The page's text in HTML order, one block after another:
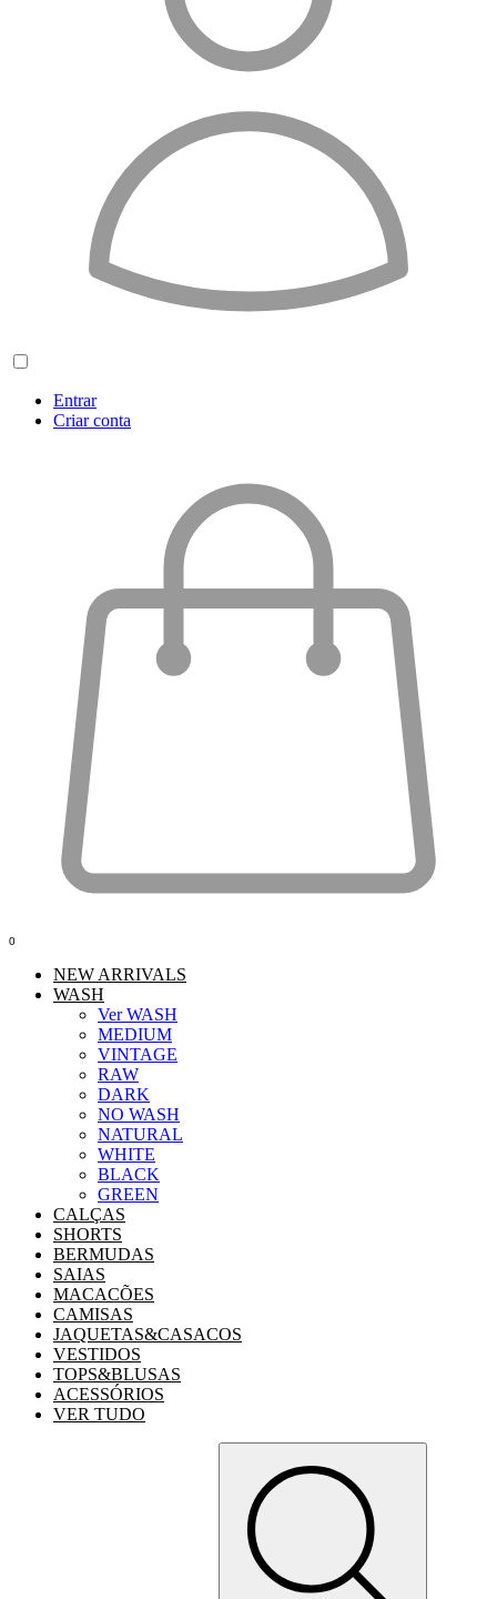
Entrar
Criar conta
0
NEW ARRIVALS
WASH
Ver WASH
MEDIUM
VINTAGE
RAW
DARK
NO WASH
NATURAL
WHITE
BLACK
GREEN
CALÇAS
SHORTS
BERMUDAS
SAIAS
MACACÕES
CAMISAS
JAQUETAS&CASACOS
VESTIDOS
TOPS&BLUSAS
ACESSÓRIOS
VER TUDO